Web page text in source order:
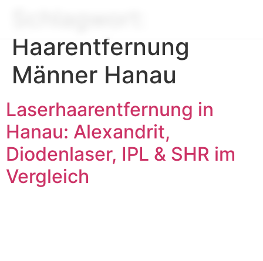
Haarentfernung
Männer Hanau
Laserhaarentfernung in
Hanau: Alexandrit,
Diodenlaser, IPL & SHR im
Vergleich